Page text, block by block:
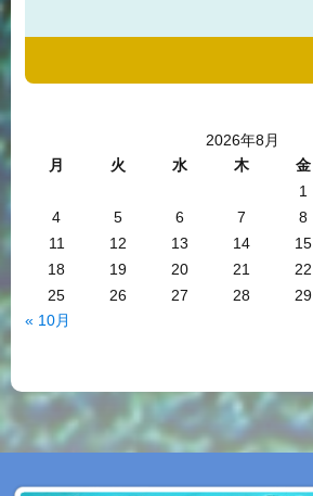
2026年8月
月
火 水 木 金
1
4
5 6 7 8
11
12 13 14 15
18
19 20 21 22
25
26 27 28 29
« 10月